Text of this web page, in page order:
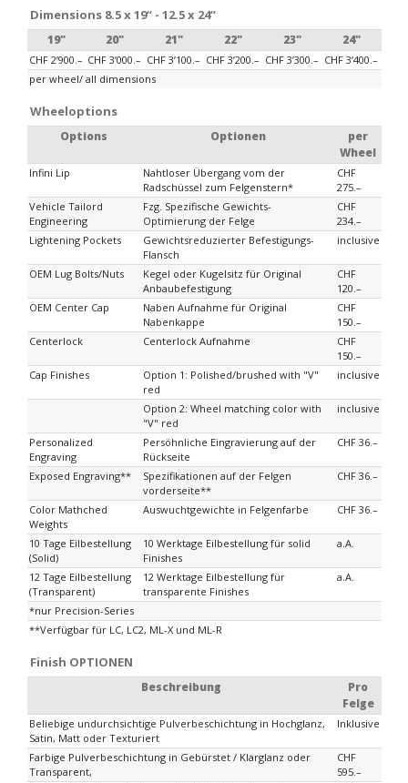
Dimensions 8.5 x 19“ - 12.5 x 24“
19" 20" 21" 22" 23" 24"
CHF 2’900.– CHF 3’000.– CHF 3’100.– CHF 3’200.– CHF 3’300.– CHF 3’400.–
per wheel/ all dimensions
Wheeloptions
Options Optionen
per
Wheel
Infini Lip
Nahtloser Übergang vom der
Radschüssel zum Felgenstern*
CHF
275.–
Vehicle Tailord
Engineering
Fzg. Spezifische Gewichts-
Optimierung der Felge
CHF
234.–
Lightening Pockets
Gewichtsreduzierter Befestigungs-
Flansch
inclusive
OEM Lug Bolts/Nuts
Kegel oder Kugelsitz für Original
Anbaubefestigung
CHF
120.–
OEM Center Cap
Naben Aufnahme für Original
Nabenkappe
CHF
150.–
Centerlock
Centerlock Aufnahme
CHF
150.–
Cap Finishes
Option 1: Polished/brushed with "V"
red
inclusive
Option 2: Wheel matching color with
"V" red
inclusive
Personalized
Engraving
Persöhnliche Eingravierung auf der
Rückseite
CHF 36.–
Exposed Engraving**
Spezifikationen auf der Felgen
vorderseite**
CHF 36.–
Color Mathched
Weights
Auswuchtgewichte in Felgenfarbe CHF 36.–
10 Tage Eilbestellung
(Solid)
10 Werktage Eilbestellung für solid
Finishes
a.A.
12 Tage Eilbestellung
(Transparent)
12 Werktage Eilbestellung für
transparente Finishes
a.A.
*nur Precision-Series
**Verfügbar für LC, LC2, ML-X und ML-R
Finish OPTIONEN
Beschreibung
Pro
Felge
Beliebige undurchsichtige Pulverbeschichtung in Hochglanz,
Satin, Matt oder Texturiert
Inklusive
Farbige Pulverbeschichtung in Gebürstet / Klarglanz oder
Transparent,
CHF
595.–